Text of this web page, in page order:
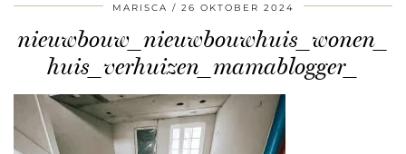
MARISCA 26 OKTOBER 2024
nieuwbouw_nieuwbouwhuis_wonen_
huis_verhuizen_mamablogger_